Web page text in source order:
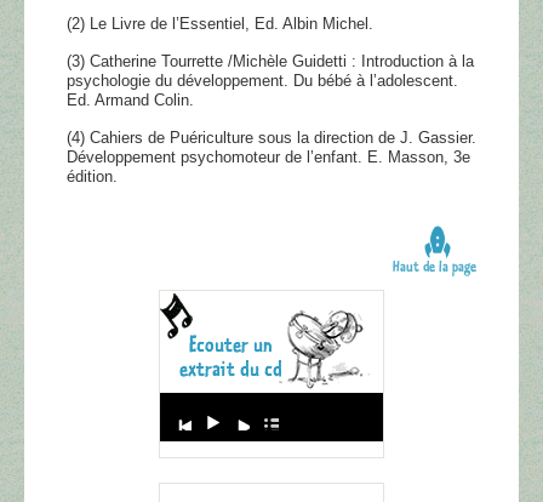
(2) Le Livre de l’Essentiel, Ed. Albin Michel.
(3) Catherine Tourrette /Michèle Guidetti : Introduction à la
psychologie du développement. Du bébé à l’adolescent.
Ed. Armand Colin.
(4) Cahiers de Puériculture sous la direction de J. Gassier.
Développement psychomoteur de l’enfant. E. Masson, 3e
édition.
Haut de la page
Player